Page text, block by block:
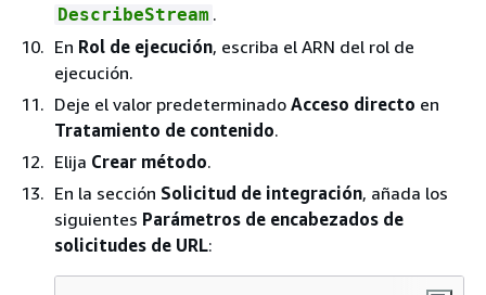
DescribeStream .
En Rol de ejecución, escriba el ARN del rol de
ejecución.
Deje el valor predeterminado Acceso directo en
Tratamiento de contenido.
Elija Crear método.
En la sección Solicitud de integración, añada los
siguientes Parámetros de encabezados de
solicitudes de URL: